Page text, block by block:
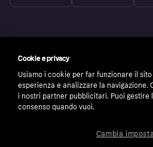
Cookie e privacy
Usiamo i cookie per far funzionare il
esperienza e analizzare la navigazione.
i nostri partner pubblicitari. Puoi gestire
consenso quando vuoi.
Cambia